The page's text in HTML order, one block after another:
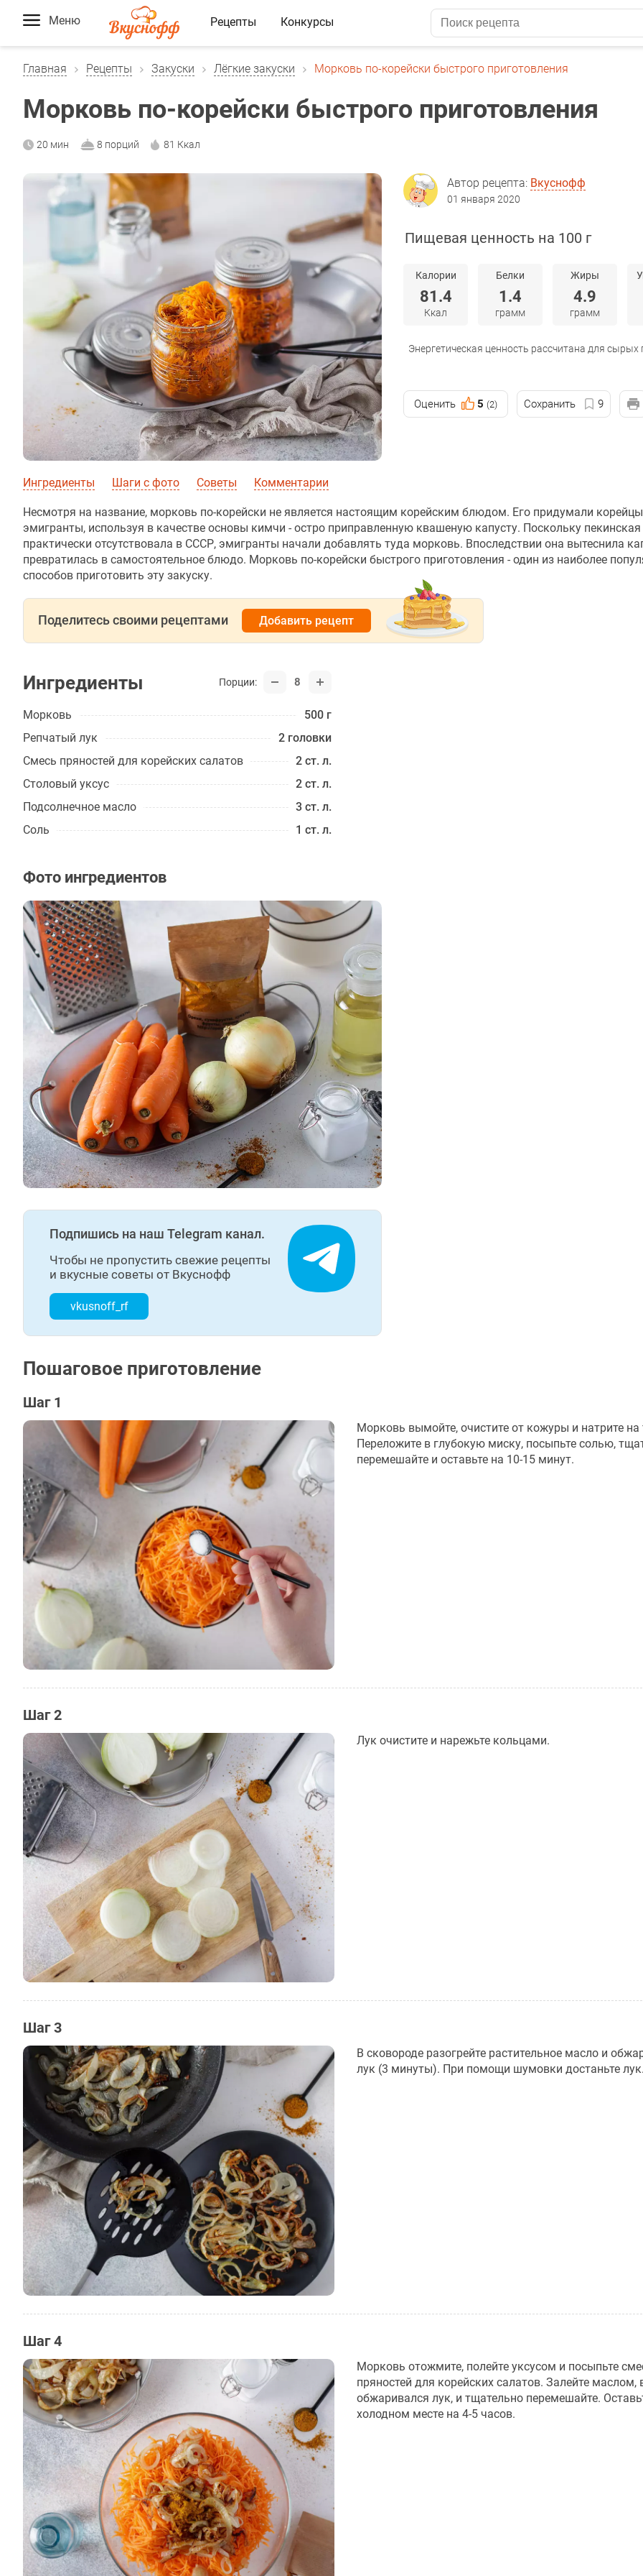
Меню Рецепты Конкурсы
Главная Рецепты Закуски Лёгкие закуски Морковь по-корейски быстрого приготовления
Морковь по-корейски быстрого приготовления
20 мин 8 порций 81 Ккал
Автор рецепта: Вкуснофф
01 января 2020
Пищевая ценность на 100 г
Калории
81.4
Ккал
Белки
1.4
грамм
Жиры
4.9
грамм
Энергетическая ценность рассчитана для сырых
Оценить 5 (2) Сохранить 9
Ингредиенты Шаги с фото Советы Комментарии
Несмотря на название, морковь по-корейски не является настоящим корейским блюдом. Его придумали
эмигранты, используя в качестве основы кимчи - остро приправленную квашеную капусту. Поскольку пекинская
практически отсутствовала в СССР, эмигранты начали добавлять туда морковь. Впоследствии она вытеснила
превратилась в самостоятельное блюдо. Морковь по-корейски быстрого приготовления - один из наиболее
способов приготовить эту закуску.
Поделитесь своими рецептами Добавить рецепт
Ингредиенты Порции: 8
Морковь
500 г
Репчатый лук
2 головки
Смесь пряностей для корейских салатов
2 ст. л.
Столовый уксус
2 ст. л.
Подсолнечное масло
3 ст. л.
Соль
1 ст. л.
Фото ингредиентов
Подпишись на наш Telegram канал.
Чтобы не пропустить свежие рецепты
и вкусные советы от Вкуснофф
vkusnoff_rf
Пошаговое приготовление
Шаг 1
Морковь вымойте, очистите от кожуры и натрите на
Переложите в глубокую миску, посыпьте солью,
перемешайте и оставьте на 10-15 минут.
Шаг 2
Лук очистите и нарежьте кольцами.
Шаг 3
В сковороде разогрейте растительное масло и
лук (3 минуты). При помощи шумовки достаньте лук.
Шаг 4
Морковь отожмите, полейте уксусом и посыпьте
пряностей для корейских салатов. Залейте маслом,
обжаривался лук, и тщательно перемешайте.
холодном месте на 4-5 часов.